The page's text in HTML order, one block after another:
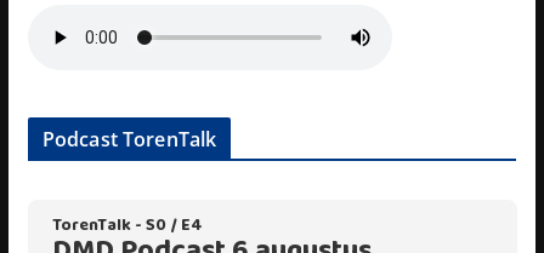
Podcast TorenTalk